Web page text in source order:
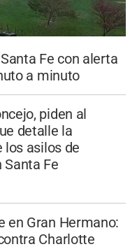
Fe con alerta
a minuto
piden al
detalle la
los asilos de
Santa Fe
en Gran Hermano:
Charlotte